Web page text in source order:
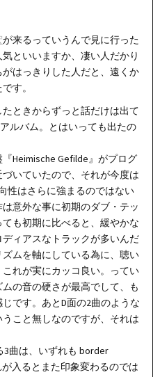
が来るっていうんで見に行った
といいますか、凄い人だかり
はっきりした人だと、遠くか
す。
ときからずっと話だけは出て
ルバム。とはいっても出たの
Heimische Gefilde』がプログ
いていたので、それが今度は
性はさらに強まるのではない
意外な事に初期のダブ・テッ
も初期に比べると、緩やかな
ィアスなトラックが多いんだ
ムを軸にしている為に、聴い
れが実にカッコ良い。ってい
の音の硬さが最高でして、も
です。あとD面の2曲のような
こと無しなのですが、それは
3曲は、いずれも border
入るとまた印象変わるのでは